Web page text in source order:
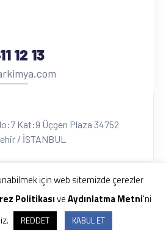
12 13
Kat:9 Üçgen Plaza 34752
/ İSTANBUL
2018. Kolsuzlar Kimya
Web Tasarım
için web sitemizde çerezler
PolitikasıveAydınlatma Metni'ni
REDDET KABUL ET